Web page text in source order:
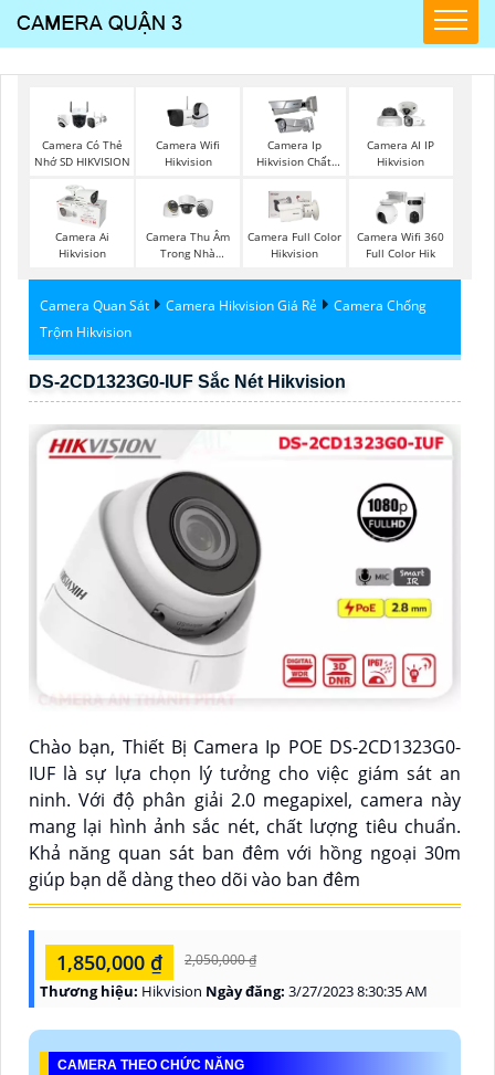
Camera Có Thẻ
Nhớ SD HIKVISION
Camera Wifi
Hikvision
Camera Ip
Hikvision Chất
Camera AI IP
Hikvision
Camera Ai
Hikvision
Camera Thu Âm
Trong Nhà
Camera Full Color
Hikvision
Camera Wifi 360
Full Color Hik
Camera Quan Sát Camera Hikvision Giá Rẻ
Camera Chống
Trộm Hikvision
DS-2CD1323G0-IUF Sắc Nét Hikvision
Chào bạn, Thiết Bị Camera Ip POE DS-2CD1323G0-
IUF là sự lựa chọn lý tưởng cho việc giám sát an
ninh. Với độ phân giải 2.0 megapixel, camera này
mang lại hình ảnh sắc nét, chất lượng tiêu chuẩn.
Khả năng quan sát ban đêm với hồng ngoại 30m
giúp bạn dễ dàng theo dõi vào ban đêm
1,850,000 ₫ 2,050,000 ₫
Thương hiệu: Hikvision Ngày đăng: 3/27/2023 8:30:35 AM
CAMERA THEO CHỨC NĂNG